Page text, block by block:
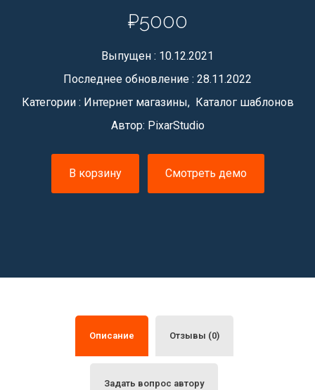
₽5000
Выпущен : 10.12.2021
Последнее обновление : 28.11.2022
Категории : Интернет магазины, Каталог шаблонов
Автор: PixarStudio
В корзину Смотреть демо
Описание Отзывы (0)
Задать вопрос автору